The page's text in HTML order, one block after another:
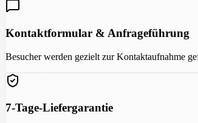
Kontaktformular & Anfrageführung
Besucher werden gezielt zur Kontaktaufnahme
7-Tage-Liefergarantie